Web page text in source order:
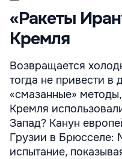
«Ракеты
Кремля
Возвращается
тогда не привести в
«смазанные»
Кремля
Запад? Канун
Грузии в Брюсселе:
испытание,